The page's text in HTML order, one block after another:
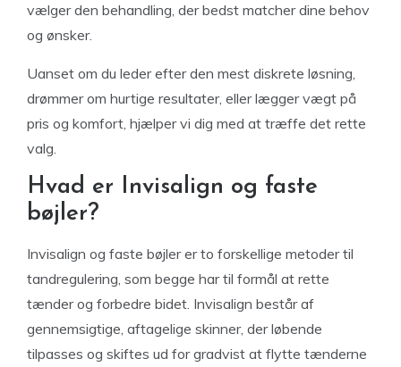
vælger den behandling, der bedst matcher dine behov
og ønsker.
Uanset om du leder efter den mest diskrete løsning,
drømmer om hurtige resultater, eller lægger vægt på
pris og komfort, hjælper vi dig med at træffe det rette
valg.
Hvad er Invisalign og faste
bøjler?
Invisalign og faste bøjler er to forskellige metoder til
tandregulering, som begge har til formål at rette
tænder og forbedre bidet. Invisalign består af
gennemsigtige, aftagelige skinner, der løbende
tilpasses og skiftes ud for gradvist at flytte tænderne